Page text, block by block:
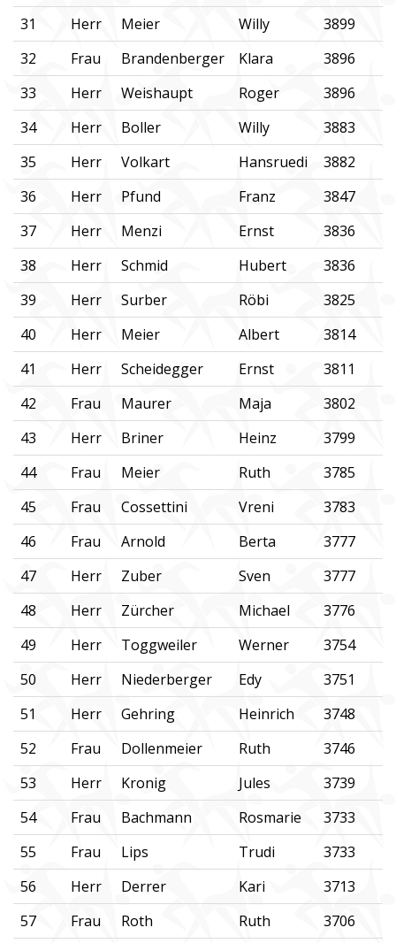
31
Herr Meier Willy
3899
32
Frau Brandenberger Klara
3896
33
Herr Weishaupt Roger
3896
34
Herr Boller Willy
3883
35
Herr Volkart Hansruedi
3882
36
Herr Pfund Franz
3847
37
Herr Menzi Ernst
3836
38
Herr Schmid Hubert
3836
39
Herr Surber Röbi
3825
40
Herr Meier Albert
3814
41
Herr Scheidegger Ernst
3811
42
Frau Maurer Maja
3802
43
Herr Briner Heinz
3799
44
Frau Meier Ruth
3785
45
Frau Cossettini Vreni
3783
46
Frau Arnold Berta
3777
47
Herr Zuber Sven
3777
48
Herr Zürcher Michael
3776
49
Herr Toggweiler Werner
3754
50
Herr Niederberger Edy
3751
51
Herr Gehring Heinrich
3748
52
Frau Dollenmeier Ruth
3746
53
Herr Kronig Jules
3739
54
Frau Bachmann Rosmarie
3733
55
Frau Lips Trudi
3733
56
Herr Derrer Kari
3713
57
Frau Roth Ruth 3706